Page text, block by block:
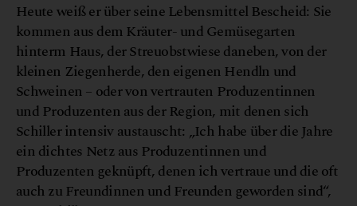
Heute weiß er über seine Lebensmittel Bescheid: Sie
kommen aus dem Kräuter- und Gemüsegarten
hinterm Haus, der Streuobstwiese daneben, von der
kleinen Ziegenherde, den eigenen Hendln und
Schweinen – oder von vertrauten Produzentinnen
und Produzenten aus der Region, mit denen sich
Schiller intensiv austauscht: „Ich habe über die Jahre
ein dichtes Netz aus Produzentinnen und
Produzenten geknüpft, denen ich vertraue und die oft
auch zu Freundinnen und Freunden geworden sind“,